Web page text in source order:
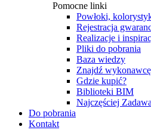
Pomocne linki
Powłoki,
Rejestracja
Realizacje i
Pliki do pobrania
Baza wiedzy
Znajdź wykonawcę
Gdzie kupić?
Biblioteki BIM
Najczęściej
Do pobrania
Kontakt